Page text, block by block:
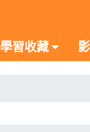
學習收藏